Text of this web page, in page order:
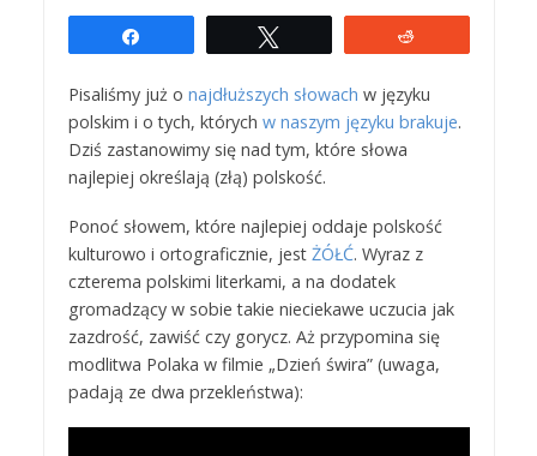
Pisaliśmy już o najdłuższych słowach w języku
polskim i o tych, których w naszym języku brakuje.
Dziś zastanowimy się nad tym, które słowa
najlepiej określają (złą) polskość.
Ponoć słowem, które najlepiej oddaje polskość
kulturowo i ortograficznie, jest ŻÓŁĆ. Wyraz z
czterema polskimi literkami, a na dodatek
gromadzący w sobie takie nieciekawe uczucia jak
zazdrość, zawiść czy gorycz. Aż przypomina się
modlitwa Polaka w filmie „Dzień świra” (uwaga,
padają ze dwa przekleństwa):